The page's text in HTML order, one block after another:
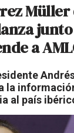
Müller
a
la
al país